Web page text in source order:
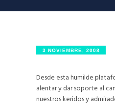
3 NOVIEMBRE, 2008
Desde esta humilde
alentar y dar soporte al
nuestros keridos y